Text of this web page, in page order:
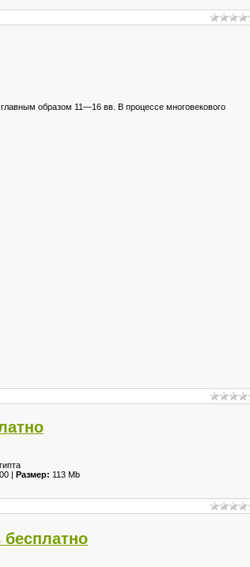
образом 11—16 вв. В процессе многовекового
| Размер: 113 Mb
бесплатно